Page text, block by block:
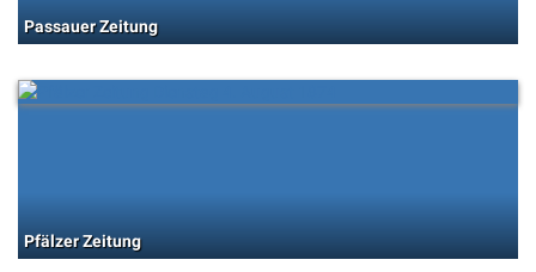
Passauer Zeitung
Pfälzer Zeitung